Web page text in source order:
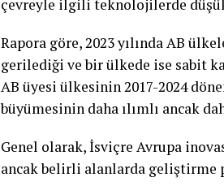
çevreyle ilgili teknolojilerde
Rapora göre, 2023 yılında AB
gerilediği ve bir ülkede ise sabit
AB üyesi ülkesinin 2017-2024
büyümesinin daha ılımlı ancak
Genel olarak, İsviçre Avrupa
ancak belirli alanlarda geliştirme